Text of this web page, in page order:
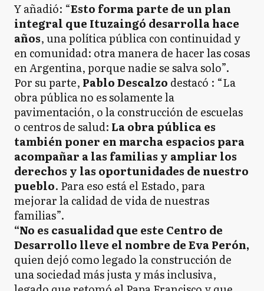
Y añadió: “Esto forma parte de un plan
integral que Ituzaingó desarrolla hace
años, una política pública con continuidad y
en comunidad: otra manera de hacer las cosas
en Argentina, porque nadie se salva solo”.
Por su parte, Pablo Descalzo destacó : “La
obra pública no es solamente la
pavimentación, o la construcción de escuelas
o centros de salud: La obra pública es
también poner en marcha espacios para
acompañar a las familias y ampliar los
derechos y las oportunidades de nuestro
pueblo. Para eso está el Estado, para
mejorar la calidad de vida de nuestras
familias”.
“No es casualidad que este Centro de
Desarrollo lleve el nombre de Eva Perón,
quien dejó como legado la construcción de
una sociedad más justa y más inclusiva,